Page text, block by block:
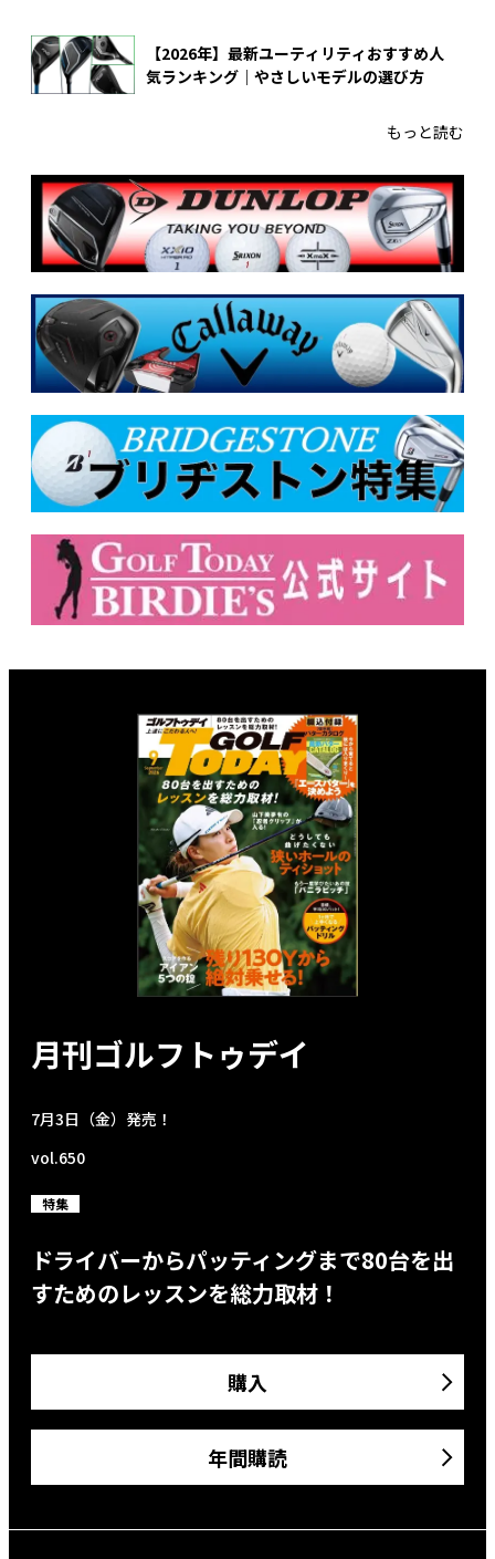
【2026年】最新ユーティリティおすすめ人
気ランキング｜やさしいモデルの選び方
もっと読む
月刊ゴルフトゥデイ
7月3日（金）発売！
vol.650
特集
ドライバーからパッティングまで80台を出
すためのレッスンを総力取材！
購入
年間購読